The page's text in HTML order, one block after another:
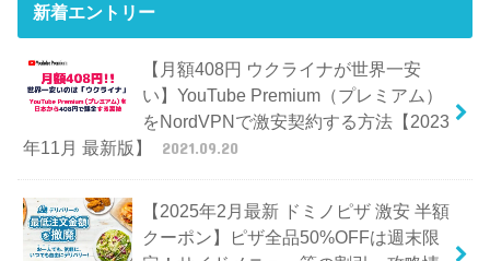
新着エントリー
【月額408円 ウクライナが世界一安
い】YouTube Premium（プレミアム）
をNordVPNで激安契約する方法【2023
年11月 最新版】
2021.09.20
【2025年2月最新 ドミノピザ 激安 半額
クーポン】ピザ全品50%OFFは週末限